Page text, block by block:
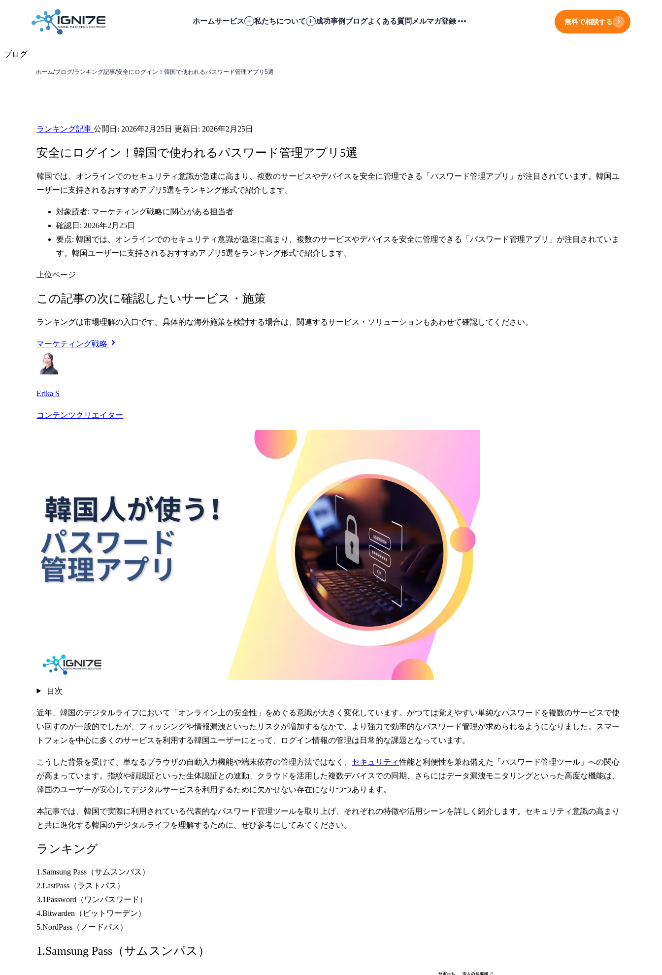
ホームサービス 私たちについて 成功事例ブログよくある質問 メルマガ登録 無料で相談する
ブログ
ホーム/ブログ/ランキング記事/安全にログイン！韓国で使われるパスワード管理アプリ5選
ランキング記事公開日: 2026年2月25日 更新日: 2026年2月25日
安全にログイン！韓国で使われるパスワード管理アプリ5選
韓国では、オンラインでのセキュリティ意識が急速に高まり、複数のサービスやデバイスを安全に管理できる「パスワード管理アプリ」が注目されています。韓国ユ
ーザーに支持されるおすすめアプリ5選をランキング形式で紹介します。
対象読者: マーケティング戦略に関心がある担当者
確認日: 2026年2月25日
要点: 韓国では、オンラインでのセキュリティ意識が急速に高まり、複数のサービスやデバイスを安全に管理できる「パスワード管理アプリ」が注目されていま
す。韓国ユーザーに支持されるおすすめアプリ5選をランキング形式で紹介します。
上位ページ
この記事の次に確認したいサービス・施策
ランキングは市場理解の入口です。具体的な海外施策を検討する場合は、関連するサービス・ソリューションもあわせて確認してください。
マーケティング戦略
Erika S
コンテンツクリエイター
目次
近年、韓国のデジタルライフにおいて「オンライン上の安全性」をめぐる意識が大きく変化しています。かつては覚えやすい単純なパスワードを複数のサービスで使
い回すのが一般的でしたが、フィッシングや情報漏洩といったリスクが増加するなかで、より強力で効率的なパスワード管理が求められるようになりました。スマー
トフォンを中心に多くのサービスを利用する韓国ユーザーにとって、ログイン情報の管理は日常的な課題となっています。
こうした背景を受けて、単なるブラウザの自動入力機能や端末依存の管理方法ではなく、 セキュリティ性能と利便性を兼ね備えた「パスワード管理ツール」への関心
が高まっています。指紋や顔認証といった生体認証との連動、クラウドを活用した複数デバイスでの同期、さらにはデータ漏洩モニタリングといった高度な機能は、
韓国のユーザーが安心してデジタルサービスを利用するために欠かせない存在になりつつあります。
本記事では、韓国で実際に利用されている代表的なパスワード管理ツールを取り上げ、それぞれの特徴や活用シーンを詳しく紹介します。セキュリティ意識の高まり
と共に進化する韓国のデジタルライフを理解するために、ぜひ参考にしてみてください。
ランキング
1.Samsung Pass（サムスンパス）
2.LastPass（ラストパス）
3.1Password（ワンパスワード）
4.Bitwarden（ビットワーデン）
5.NordPass（ノードパス）
1.Samsung Pass（サムスンパス）